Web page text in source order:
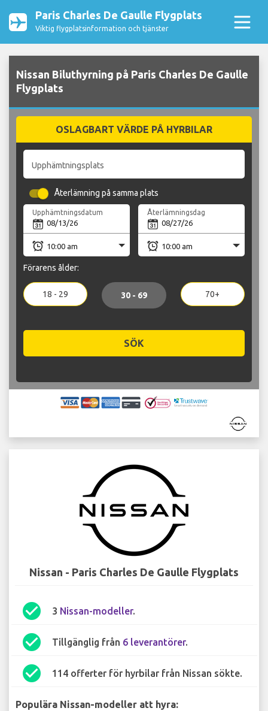
Paris Charles De Gaulle Flygplats
Viktig flygplatsinformation och tjänster
Nissan Biluthyrning på Paris Charles De Gaulle
Flygplats
OSLAGBART VÄRDE PÅ HYRBILAR
Upphämtningsplats
Återlämning på samma plats
Upphämtningsdatum Återlämningsdag
Förarens ålder:
18 - 29 30 - 69 70+
SÖK
Nissan - Paris Charles De Gaulle Flygplats
check_circle 3 Nissan-modeller.
check_circle Tillgänglig från 6 leverantörer.
check_circle 114 offerter för hyrbilar från Nissan sökte.
Populära Nissan-modeller att hyra: